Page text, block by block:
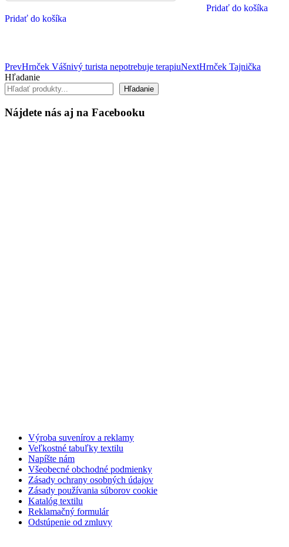
Pridať do košíka
Pridať do košíka
Post
navigation
PrevHrnček Vášnivý turista nepotrebuje terapiuNextHrnček Tajnička
Hľadanie
Hľadanie
Nájdete nás aj na Facebooku
Výroba suvenírov a reklamy
Veľkostné tabuľky textilu
Napíšte nám
Všeobecné obchodné podmienky
Zásady ochrany osobných údajov
Zásady používania súborov cookie
Katalóg textilu
Reklamačný formulár
Odstúpenie od zmluvy